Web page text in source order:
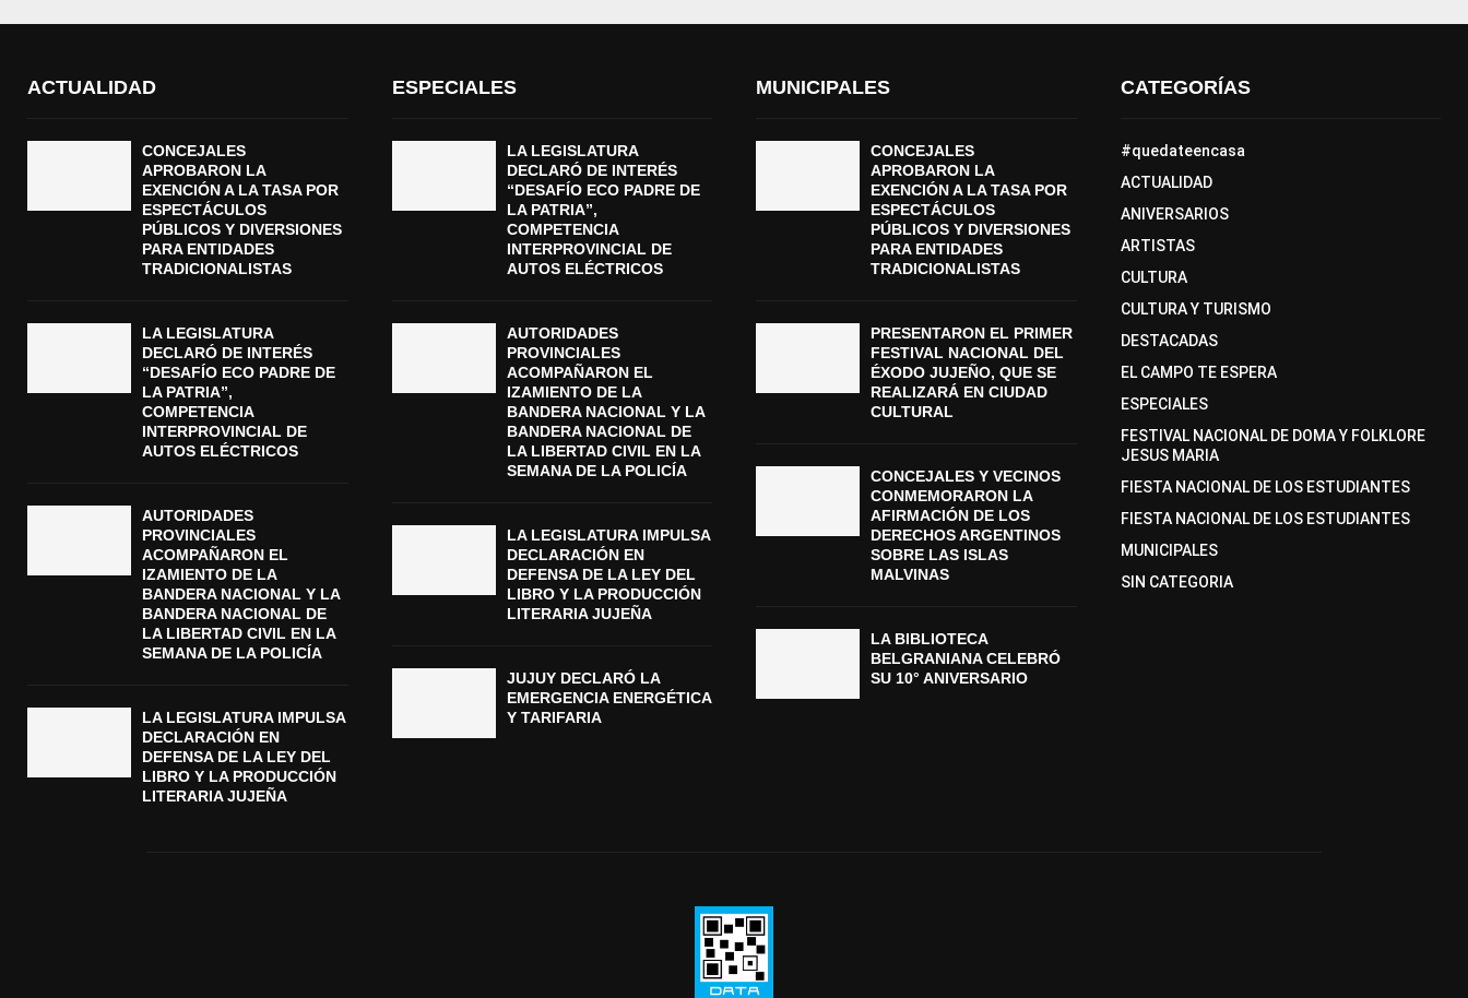
ACTUALIDAD
CONCEJALES
APROBARON LA
EXENCIÓN A LA TASA POR
ESPECTÁCULOS
PÚBLICOS Y DIVERSIONES
PARA ENTIDADES
TRADICIONALISTAS
LA LEGISLATURA
DECLARÓ DE INTERÉS
“DESAFÍO ECO PADRE DE
LA PATRIA”,
COMPETENCIA
INTERPROVINCIAL DE
AUTOS ELÉCTRICOS
AUTORIDADES
PROVINCIALES
ACOMPAÑARON EL
IZAMIENTO DE LA
BANDERA NACIONAL Y LA
BANDERA NACIONAL DE
LA LIBERTAD CIVIL EN LA
SEMANA DE LA POLICÍA
LA LEGISLATURA IMPULSA
DECLARACIÓN EN
DEFENSA DE LA LEY DEL
LIBRO Y LA PRODUCCIÓN
LITERARIA JUJEÑA
ESPECIALES
LA LEGISLATURA
DECLARÓ DE INTERÉS
“DESAFÍO ECO PADRE DE
LA PATRIA”,
COMPETENCIA
INTERPROVINCIAL DE
AUTOS ELÉCTRICOS
AUTORIDADES
PROVINCIALES
ACOMPAÑARON EL
IZAMIENTO DE LA
BANDERA NACIONAL Y LA
BANDERA NACIONAL DE
LA LIBERTAD CIVIL EN LA
SEMANA DE LA POLICÍA
LA LEGISLATURA IMPULSA
DECLARACIÓN EN
DEFENSA DE LA LEY DEL
LIBRO Y LA PRODUCCIÓN
LITERARIA JUJEÑA
JUJUY DECLARÓ LA
EMERGENCIA ENERGÉTICA
Y TARIFARIA
MUNICIPALES
CONCEJALES
APROBARON LA
EXENCIÓN A LA TASA POR
ESPECTÁCULOS
PÚBLICOS Y DIVERSIONES
PARA ENTIDADES
TRADICIONALISTAS
PRESENTARON EL PRIMER
FESTIVAL NACIONAL DEL
ÉXODO JUJEÑO, QUE SE
REALIZARÁ EN CIUDAD
CULTURAL
CONCEJALES Y VECINOS
CONMEMORARON LA
AFIRMACIÓN DE LOS
DERECHOS ARGENTINOS
SOBRE LAS ISLAS
MALVINAS
LA BIBLIOTECA
BELGRANIANA CELEBRÓ
SU 10° ANIVERSARIO
CATEGORÍAS
#quedateencasa
ACTUALIDAD
ANIVERSARIOS
ARTISTAS
CULTURA
CULTURA Y TURISMO
DESTACADAS
EL CAMPO TE ESPERA
ESPECIALES
FESTIVAL NACIONAL DE DOMA Y FOLKLORE
JESUS MARIA
FIESTA NACIONAL DE LOS ESTUDIANTES
FIESTA NACIONAL DE LOS ESTUDIANTES
MUNICIPALES
SIN CATEGORIA